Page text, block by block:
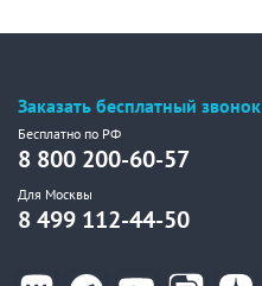
Заказать бесплатный звонок
Бесплатно по РФ
8 800 200-60-57
Для Москвы
8 499 112-44-50